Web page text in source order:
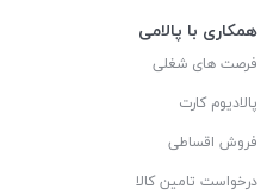
همکاری با پالامی
فرصت های شغلی
پالادیوم کارت
فروش اقساطی
درخواست تامین کالا